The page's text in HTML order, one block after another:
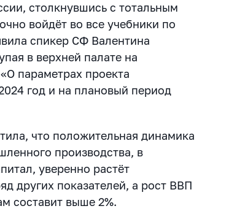
столкнувшись с тотальным
войдёт во все учебники по
спикер СФ Валентина
в верхней палате на
параметрах проекта
год и на плановый период
что положительная динамика
производства, в
уверенно растёт
других показателей, а рост ВВП
составит выше 2%.